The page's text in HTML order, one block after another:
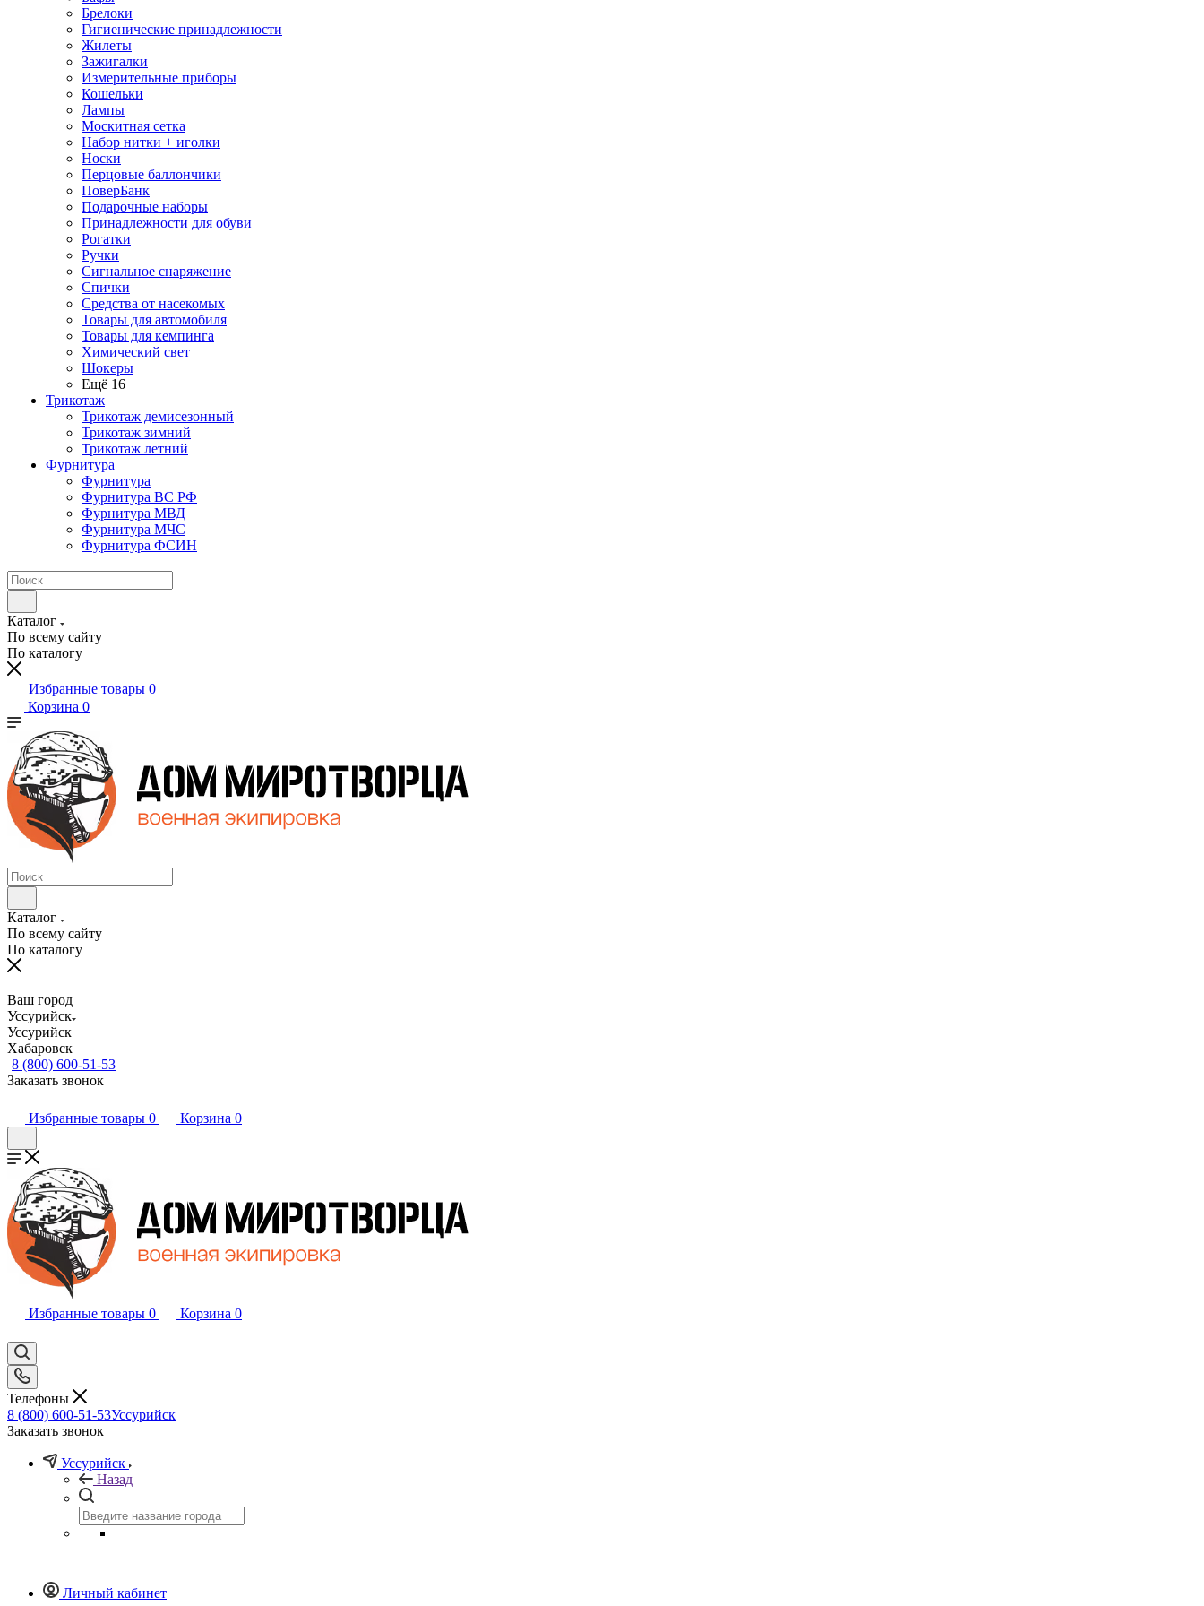
Брелоки
Гигиенические принадлежности
Жилеты
Зажигалки
Измерительные приборы
Кошельки
Лампы
Москитная сетка
Набор нитки + иголки
Носки
Перцовые баллончики
ПоверБанк
Подарочные наборы
Принадлежности для обуви
Рогатки
Ручки
Сигнальное снаряжение
Спички
Средства от насекомых
Товары для автомобиля
Товары для кемпинга
Химический свет
Шокеры
Ещё 16
Трикотаж
Трикотаж демисезонный
Трикотаж зимний
Трикотаж летний
Фурнитура
Фурнитура
Фурнитура ВС РФ
Фурнитура МВД
Фурнитура МЧС
Фурнитура ФСИН
Каталог
По всему сайту
По каталогу
Избранные товары 0
Корзина 0
Каталог
По всему сайту
По каталогу
Ваш город
Уссурийск
Уссурийск
Хабаровск
8 (800) 600-51-53
Заказать звонок
Избранные товары 0 Корзина 0
Избранные товары 0 Корзина 0
Телефоны
8 (800) 600-51-53Уссурийск
Заказать звонок
Уссурийск
Назад
Личный кабинет